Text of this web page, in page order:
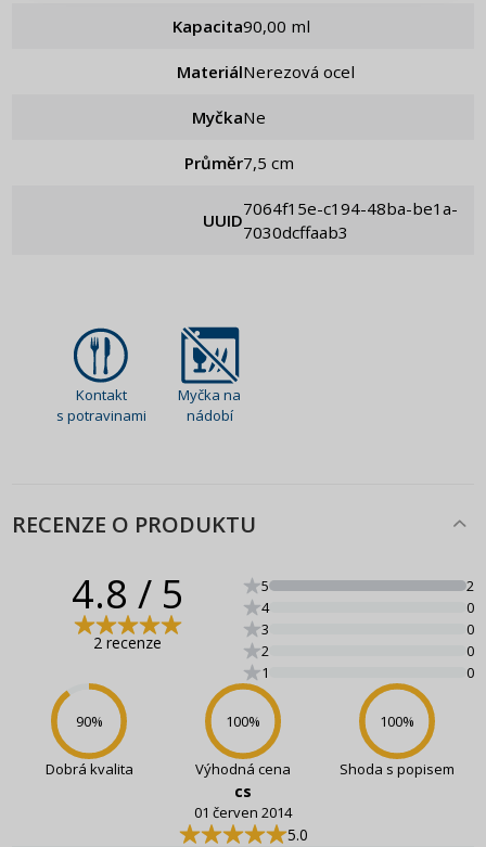
Kapacita 90,00 ml
Materiál Nerezová ocel
Myčka Ne
Průměr 7,5 cm
UUID
7064f15e-c194-48ba-be1a-
7030dcffaab3
Kontakt
s potravinami
Myčka na
nádobí
RECENZE O PRODUKTU
4.8 / 5
2 recenze
5
2
4
0
3
0
2
0
1
0
90%
Dobrá kvalita
100%
Výhodná cena
100%
Shoda s popisem
cs
01 červen 2014
5.0